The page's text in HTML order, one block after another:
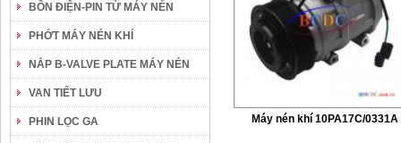
BÔN ĐIỆN-PIN TỪ MÁY NÉN
PHỚT MÁY NÉN KHÍ
NẮP B-VALVE PLATE MÁY NÉN
VAN TIẾT LƯU
PHIN LỌC GA Máy nén khí 10PA17C/0331A